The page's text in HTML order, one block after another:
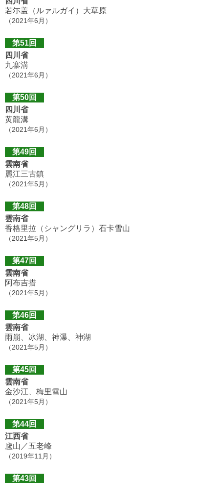
若尓盖（ルァルガイ）大草原
（2021年6月）
第51回
四川省
九寨溝
（2021年6月）
第50回
四川省
黄龍溝
（2021年6月）
第49回
雲南省
麗江三古鎮
（2021年5月）
第48回
雲南省
香格里拉（シャングリラ）石卡雪山
（2021年5月）
第47回
雲南省
阿布吉措
（2021年5月）
第46回
雲南省
雨崩、冰湖、神瀑、神湖
（2021年5月）
第45回
雲南省
金沙江、梅里雪山
（2021年5月）
第44回
江西省
廬山／五老峰
（2019年11月）
第43回